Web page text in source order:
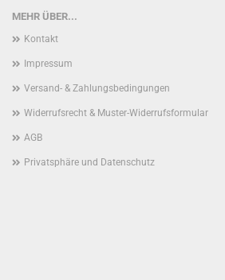
MEHR ÜBER...
Kontakt
Impressum
Versand- & Zahlungsbedingungen
Widerrufsrecht & Muster-Widerrufsformular
AGB
Privatsphäre und Datenschutz